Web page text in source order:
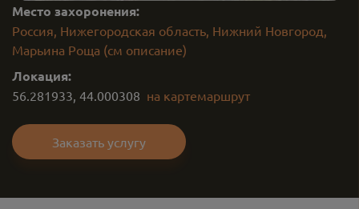
Место захоронения:
Россия, Нижегородская область, Нижний Новгород,
Марьина Роща (см описание)
Локация:
56.281933, 44.000308 на картемаршрут
Заказать услугу